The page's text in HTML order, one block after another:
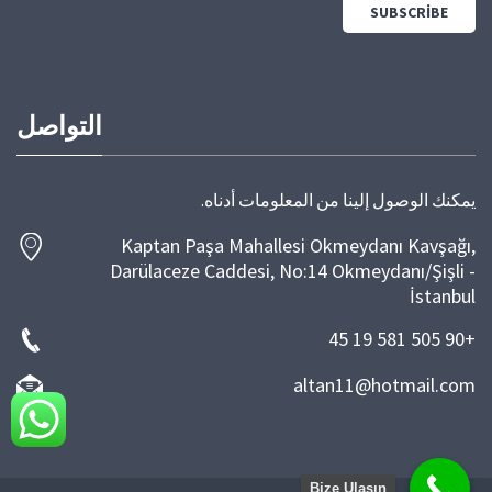
التواصل
يمكنك الوصول إلينا من المعلومات أدناه.
Kaptan Paşa Mahallesi Okmeydanı Kavşağı,
Darülaceze Caddesi, No:14 Okmeydanı/Şişli -
İstanbul
+90 505 581 19 45
altan11@hotmail.com
Bize Ulaşın